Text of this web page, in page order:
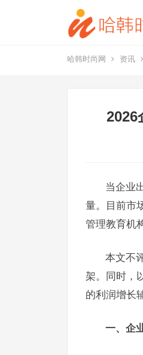
哈韩时尚网 资讯
2026
当企业
量。目前市
管理教育机
本文不
架。同时，
的利润增长
一、企